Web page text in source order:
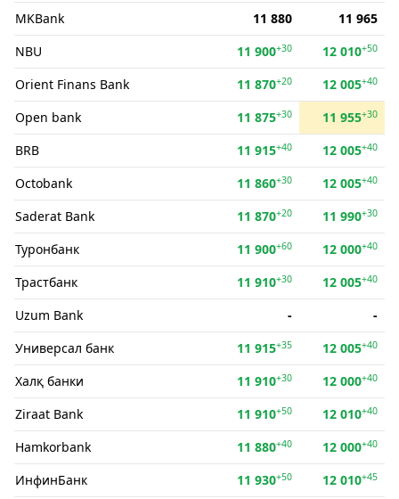
MKBank 11 880
11 965
NBU
11 900+30 12 010+50
Orient Finans Bank 11 870+20 12 005+40
Open bank 11 875+30 11 955+30
BRB 11 915+40 12 005+40
Octobank 11 860+30 12 005+40
Saderat Bank 11 870+20 11 990+30
Туронбанк 11 900+60 12 000+40
Трастбанк 11 910+30 12 005+40
Uzum Bank -
-
Универсал банк
11 915+35 12 005+40
Халқ банки 11 910+30 12 000+40
Ziraat Bank 11 910+50 12 010+40
Hamkorbank 11 880+40 12 000+40
ИнфинБанк 11 930+50 12 010+45